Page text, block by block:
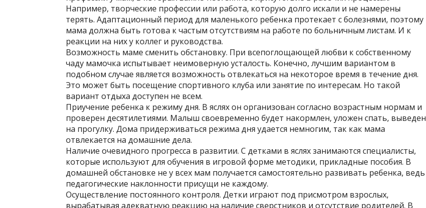
Например, творческие профессии или работа, которую долго искали и не намерены
терять. Адаптационный период для маленького ребенка протекает с болезнями, поэтому
мама должна быть готова к частым отсутствиям на работе по больничным листам. И к
реакции на них у коллег и руководства.
Возможность маме сменить обстановку. При всепоглощающей любви к собственному
чаду мамочка испытывает неимоверную усталость. Конечно, лучшим вариантом в
подобном случае является возможность отвлекаться на некоторое время в течение дня.
Это может быть посещение спортивного клуба или занятие по интересам. Но такой
вариант отдыха доступен не всем.
Приучение ребенка к режиму дня. В яслях он организован согласно возрастным нормам и
проверен десятилетиями. Малыш своевременно будет накормлен, уложен спать, выведен
на прогулку. Дома придерживаться режима дня удается немногим, так как мама
отвлекается на домашние дела.
Наличие очевидного прогресса в развитии. С детками в яслях занимаются специалисты,
которые используют для обучения в игровой форме методики, прикладные пособия. В
домашней обстановке не у всех мам получается самостоятельно развивать ребенка, ведь
педагогические наклонности присущи не каждому.
Осуществление постоянного контроля. Детки играют под присмотром взрослых,
вырабатывая адекватную реакцию на наличие сверстников и отсутствие родителей. В